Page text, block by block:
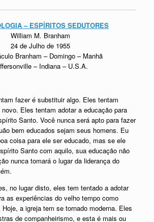
– ESPÍRITOS SEDUTORES
William M. Branham
24 de Julho de 1955
Branham – Domingo – Manhã
– Indiana – U.S.A.
fazer é substituir algo. Eles tentam
Eles tentam adotar a educação para
Santo. Você nunca será apto para fazer
bem educados sejam seus homens. Eu
coisa para ele ser educado, mas se ele
Santo com aquilo, sua educação não
nunca tomará o lugar da liderança do
no lugar disto, eles tem tentado a adotar
as experiências do velho tempo como
a igreja tem se tornado moderna. Eles
de companheirismo, e esta é mais ou